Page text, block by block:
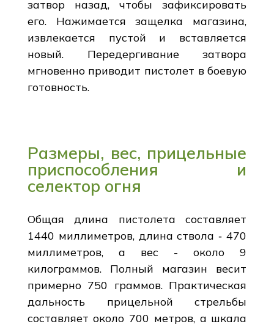
затвор назад, чтобы зафиксировать
его. Нажимается защелка магазина,
извлекается пустой и вставляется
новый. Передергивание затвора
мгновенно приводит пистолет в боевую
готовность.
Размеры, вес, прицельные
приспособления и
селектор огня
Общая длина пистолета составляет
1440 миллиметров, длина ствола ‑ 470
миллиметров, а вес - около 9
килограммов. Полный магазин весит
примерно 750 граммов. Практическая
дальность прицельной стрельбы
составляет около 700 метров, а шкала